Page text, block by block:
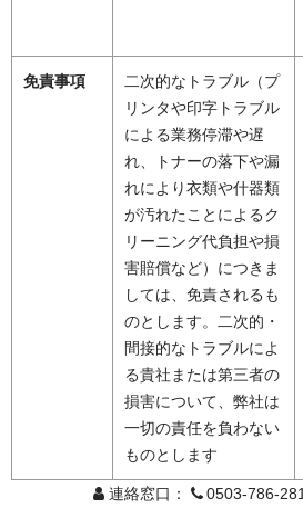
免責事項
二次的なトラブル（プ
リンタや印字トラブル
による業務停滞や遅
れ、トナーの落下や漏
れにより衣類や什器類
が汚れたことによるク
リーニング代負担や損
害賠償など）につきま
しては、免責されるも
のとします。二次的・
間接的なトラブルによ
る貴社または第三者の
損害について、弊社は
一切の責任を負わない
ものとします
連絡窓口： 0503-786-